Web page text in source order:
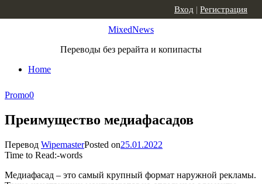
MixedNews
Переводы без рерайта и копипасты
Home
Вход | Регистрация
Promo0
Преимущество медиафасадов
Перевод WipemasterPosted on25.01.2022
Time to Read:-words
Медиафасад – это самый крупный формат наружной рекламы.